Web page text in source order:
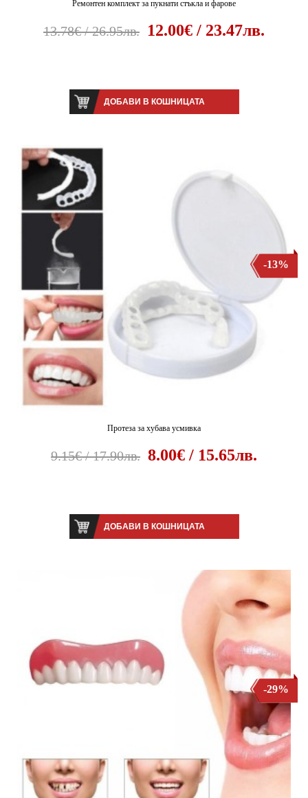
Ремонтен комплект за пукнати стъкла и фарове
13.78€ / 26.95лв. 12.00€ / 23.47лв.
ДОБАВИ В КОШНИЦАТА
Протеза за хубава усмивка
9.15€ / 17.90лв. 8.00€ / 15.65лв.
-13%
ДОБАВИ В КОШНИЦАТА
-29%